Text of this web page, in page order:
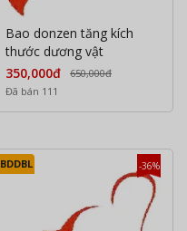
Bao donzen tăng kích
thước dương vật
350,000đ
650,000đ
Đã bán 111
-36%
BDDBL